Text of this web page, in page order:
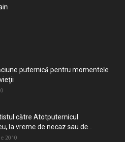
puternică pentru momentele
către Atotputernicul
la vreme de necaz sau de...
2010